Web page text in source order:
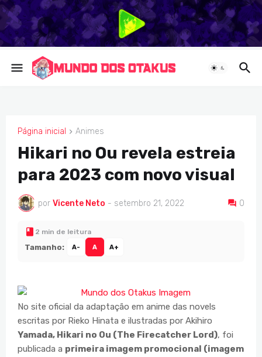
Página inicial Animes
ANIMES
Hikari no Ou revela estreia
para 2023 com novo visual
por Vicente Neto - setembro 21, 2022 0
2 min de leitura
Tamanho: A- A A+
No site oficial da adaptação em anime das novels
escritas por Rieko Hinata e ilustradas por Akihiro
Yamada, Hikari no Ou (The Firecatcher Lord), foi
publicada a primeira imagem promocional (imagem